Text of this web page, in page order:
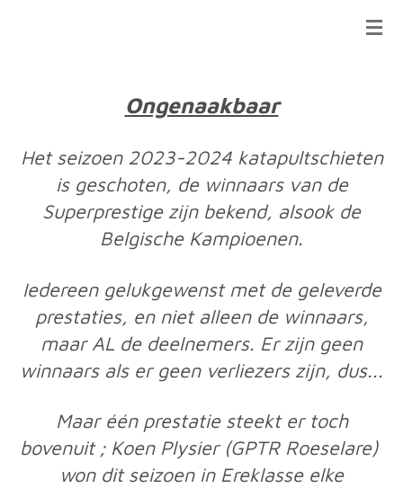
Ongenaakbaar
Het seizoen 2023-2024 katapultschieten
is geschoten, de winnaars van de
Superprestige zijn bekend, alsook de
Belgische Kampioenen.
Iedereen gelukgewenst met de geleverde
prestaties, en niet alleen de winnaars,
maar AL de deelnemers. Er zijn geen
winnaars als er geen verliezers zijn, dus...
Maar één prestatie steekt er toch
bovenuit ; Koen Plysier (GPTR Roeselare)
won dit seizoen in Ereklasse elke